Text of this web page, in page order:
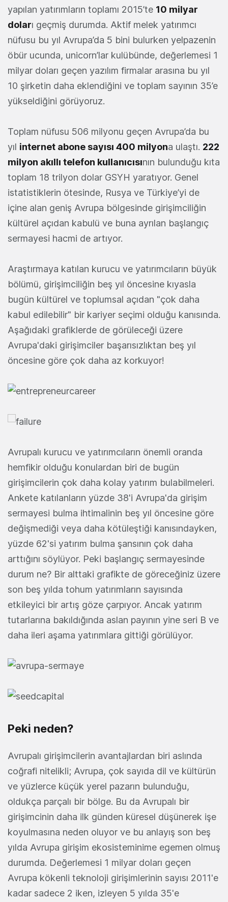
yapılan yatırımların toplamı 2015’te 10 milyar
doları geçmiş durumda. Aktif melek yatırımcı
nüfusu bu yıl Avrupa’da 5 bini bulurken yelpazenin
öbür ucunda, unicorn’lar kulübünde, değerlemesi 1
milyar doları geçen yazılım firmalar arasına bu yıl
10 şirketin daha eklendiğini ve toplam sayının 35’e
yükseldiğini görüyoruz.
Toplam nüfusu 506 milyonu geçen Avrupa’da bu
yıl internet abone sayısı 400 milyona ulaştı. 222
milyon akıllı telefon kullanıcısının bulunduğu kıta
toplam 18 trilyon dolar GSYH yaratıyor. Genel
istatistiklerin ötesinde, Rusya ve Türkiye’yi de
içine alan geniş Avrupa bölgesinde girişimciliğin
kültürel açıdan kabulü ve buna ayrılan başlangıç
sermayesi hacmi de artıyor.
Araştırmaya katılan kurucu ve yatırımcıların büyük
bölümü, girişimciliğin beş yıl öncesine kıyasla
bugün kültürel ve toplumsal açıdan "çok daha
kabul edilebilir" bir kariyer seçimi olduğu kanısında.
Aşağıdaki grafiklerde de görüleceği üzere
Avrupa'daki girişimciler başarısızlıktan beş yıl
öncesine göre çok daha az korkuyor!
Avrupalı kurucu ve yatırımcıların önemli oranda
hemfikir olduğu konulardan biri de bugün
girişimcilerin çok daha kolay yatırım bulabilmeleri.
Ankete katılanların yüzde 38'i Avrupa'da girişim
sermayesi bulma ihtimalinin beş yıl öncesine göre
değişmediği veya daha kötüleştiği kanısındayken,
yüzde 62'si yatırım bulma şansının çok daha
arttığını söylüyor. Peki başlangıç sermayesinde
durum ne? Bir alttaki grafikte de göreceğiniz üzere
son beş yılda tohum yatırımların sayısında
etkileyici bir artış göze çarpıyor. Ancak yatırım
tutarlarına bakıldığında aslan payının yine seri B ve
daha ileri aşama yatırımlara gittiği görülüyor.
Peki neden?
Avrupalı girişimcilerin avantajlardan biri aslında
coğrafi nitelikli; Avrupa, çok sayıda dil ve kültürün
ve yüzlerce küçük yerel pazarın bulunduğu,
oldukça parçalı bir bölge. Bu da Avrupalı bir
girişimcinin daha ilk günden küresel düşünerek işe
koyulmasına neden oluyor ve bu anlayış son beş
yılda Avrupa girişim ekosisteminime egemen olmuş
durumda. Değerlemesi 1 milyar doları geçen
Avrupa kökenli teknoloji girişimlerinin sayısı 2011'e
kadar sadece 2 iken, izleyen 5 yılda 35'e